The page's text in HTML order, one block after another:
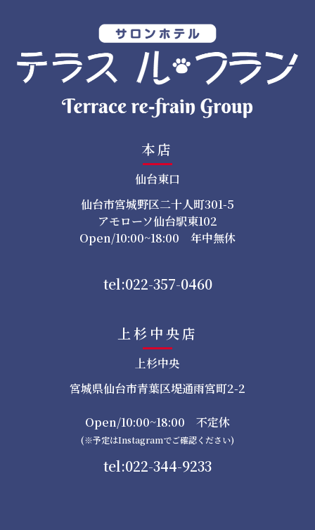
本店
仙台東口
仙台市宮城野区二十人町301-5
アモローソ仙台駅東102
Open/10:00~18:00 年中無休
tel:022-357-0460
上杉中央店
上杉中央
宮城県仙台市青葉区堤通雨宮町2-2
Open/10:00~18:00 不定休
(※予定はInstagramでご確認ください)
tel:022-344-9233